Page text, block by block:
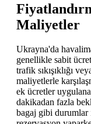
Maliyetler
Ukrayna'da
genellikle sabit
trafik sıkışıklığı
maliyetlerle
ek ücretler
dakikadan fazla
bagaj gibi durumlar